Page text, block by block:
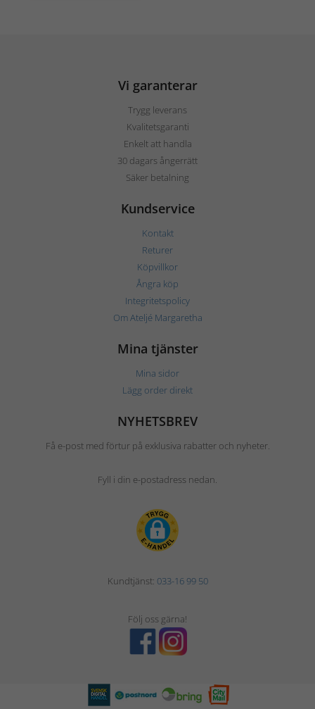
Vi garanterar
Trygg leverans
Kvalitetsgaranti
Enkelt att handla
30 dagars ångerrätt
Säker betalning
Kundservice
Kontakt
Returer
Köpvillkor
Ångra köp
Integritetspolicy
Om Ateljé Margaretha
Mina tjänster
Mina sidor
Lägg order direkt
NYHETSBREV
Få e-post med förtur på exklusiva rabatter och nyheter.
Fyll i din e-postadress nedan.
Kundtjänst: 033-16 99 50
Följ oss gärna!